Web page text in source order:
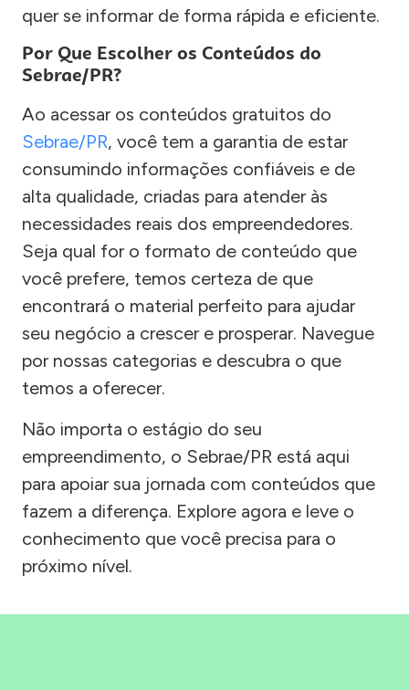
quer se informar de forma rápida e eficiente.
Por Que Escolher os Conteúdos do
Sebrae/PR?
Ao acessar os conteúdos gratuitos do
Sebrae/PR, você tem a garantia de estar
consumindo informações confiáveis e de
alta qualidade, criadas para atender às
necessidades reais dos empreendedores.
Seja qual for o formato de conteúdo que
você prefere, temos certeza de que
encontrará o material perfeito para ajudar
seu negócio a crescer e prosperar. Navegue
por nossas categorias e descubra o que
temos a oferecer.
Não importa o estágio do seu
empreendimento, o Sebrae/PR está aqui
para apoiar sua jornada com conteúdos que
fazem a diferença. Explore agora e leve o
conhecimento que você precisa para o
próximo nível.